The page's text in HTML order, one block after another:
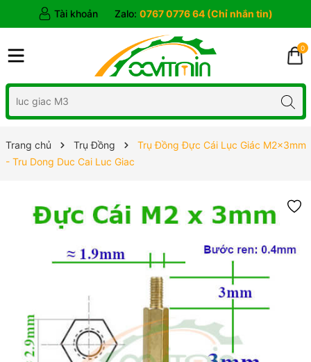
Tài khoản Zalo: 0767 0776 64 (Chỉ nhắn tin)
0
Trang chủ Trụ Đồng
Trụ Đồng Đực Cái Lục Giác M2x3mm
- Tru Dong Duc Cai Luc Giac